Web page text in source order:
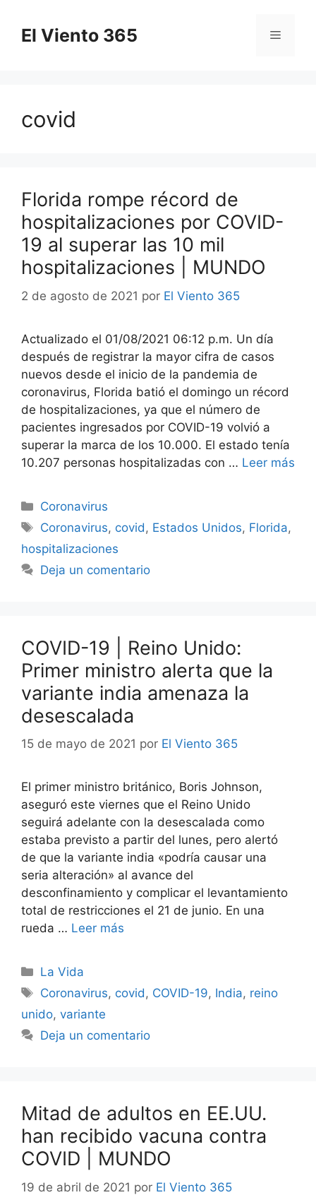
contenido
El Viento 365 Menú
covid
Florida rompe récord de
hospitalizaciones por COVID-
19 al superar las 10 mil
hospitalizaciones | MUNDO
2 de agosto de 2021 por El Viento 365
Actualizado el 01/08/2021 06:12 p.m. Un día
después de registrar la mayor cifra de casos
nuevos desde el inicio de la pandemia de
coronavirus, Florida batió el domingo un récord
de hospitalizaciones, ya que el número de
pacientes ingresados por COVID-19 volvió a
superar la marca de los 10.000. El estado tenía
10.207 personas hospitalizadas con … Leer más
Categorías
Coronavirus
Etiquetas
Coronavirus, covid , Estados Unidos, Florida,
hospitalizaciones
Deja un comentario
COVID-19 | Reino Unido:
Primer ministro alerta que la
variante india amenaza la
desescalada
15 de mayo de 2021 por El Viento 365
El primer ministro británico, Boris Johnson,
aseguró este viernes que el Reino Unido
seguirá adelante con la desescalada como
estaba previsto a partir del lunes, pero alertó
de que la variante india «podría causar una
seria alteración» al avance del
desconfinamiento y complicar el levantamiento
total de restricciones el 21 de junio. En una
rueda … Leer más
Categorías
La Vida
Etiquetas
Coronavirus, covid, COVID-19, India, reino
unido, variante
Deja un comentario
Mitad de adultos en EE.UU.
han recibido vacuna contra
COVID | MUNDO
19 de abril de 2021 por El Viento 365